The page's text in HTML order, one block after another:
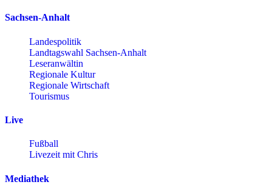
Sachsen-Anhalt
Landespolitik
Landtagswahl Sachsen-Anhalt
Leseranwältin
Regionale Kultur
Regionale Wirtschaft
Tourismus
Live
Fußball
Livezeit mit Chris
Mediathek